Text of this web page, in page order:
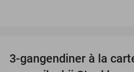
3-gangendiner à la